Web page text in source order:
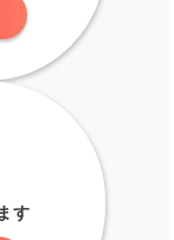
す